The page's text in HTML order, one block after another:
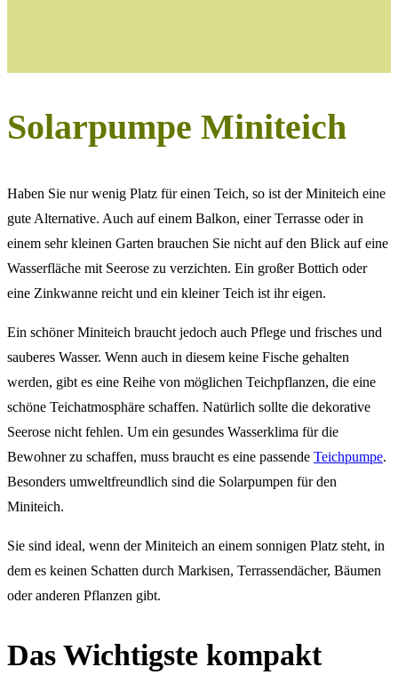
Solarpumpe Miniteich
Haben Sie nur wenig Platz für einen Teich, so ist der Miniteich eine
gute Alternative. Auch auf einem Balkon, einer Terrasse oder in
einem sehr kleinen Garten brauchen Sie nicht auf den Blick auf eine
Wasserfläche mit Seerose zu verzichten. Ein großer Bottich oder
eine Zinkwanne reicht und ein kleiner Teich ist ihr eigen.
Ein schöner Miniteich braucht jedoch auch Pflege und frisches und
sauberes Wasser. Wenn auch in diesem keine Fische gehalten
werden, gibt es eine Reihe von möglichen Teichpflanzen, die eine
schöne Teichatmosphäre schaffen. Natürlich sollte die dekorative
Seerose nicht fehlen. Um ein gesundes Wasserklima für die
Bewohner zu schaffen, muss braucht es eine passende Teichpumpe.
Besonders umweltfreundlich sind die Solarpumpen für den
Miniteich.
Sie sind ideal, wenn der Miniteich an einem sonnigen Platz steht, in
dem es keinen Schatten durch Markisen, Terrassendächer, Bäumen
oder anderen Pflanzen gibt.
Das Wichtigste kompakt